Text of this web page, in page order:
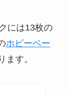
には13枚の
ホビーベー
ます。